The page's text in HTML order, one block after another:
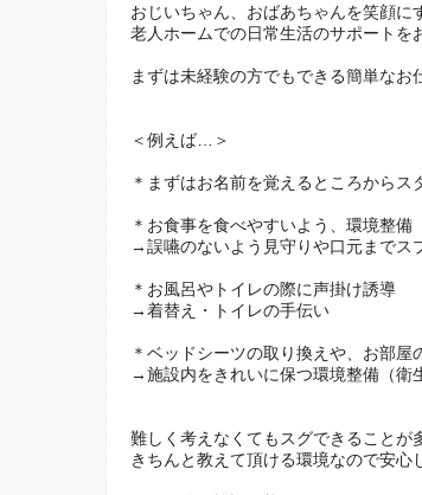
おじいちゃん、おばあちゃんを笑顔に
老人ホームでの日常生活のサポートを
まずは未経験の方でもできる簡単なお
＜例えば…＞
＊まずはお名前を覚えるところからス
＊お食事を食べやすいよう、環境整備
→誤嚥のないよう見守りや口元までス
＊お風呂やトイレの際に声掛け誘導
→着替え・トイレの手伝い
＊ベッドシーツの取り換えや、お部屋
→施設内をきれいに保つ環境整備（衛
難しく考えなくてもスグできることが
きちんと教えて頂ける環境なので安心